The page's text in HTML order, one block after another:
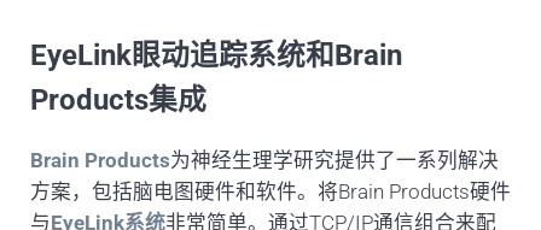
EyeLink眼动追踪系统和Brain
Products集成
Brain Products为神经生理学研究提供了一系列解决
方案，包括脑电图硬件和软件。将Brain Products硬件
与 EyeLink系统非常简单。通过TCP/IP通信组合来配